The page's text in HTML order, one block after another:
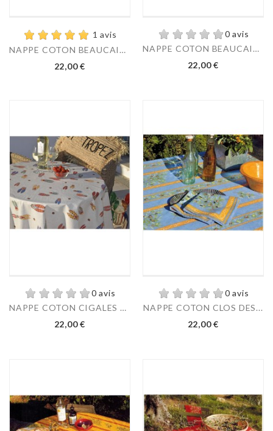
1 avis
NAPPE COTON BEAUCAIRE...
22,00 €
0 avis
NAPPE COTON BEAUCAIRE...
22,00 €
0 avis
NAPPE COTON CIGALES LIN
22,00 €
0 avis
NAPPE COTON CLOS DES...
22,00 €